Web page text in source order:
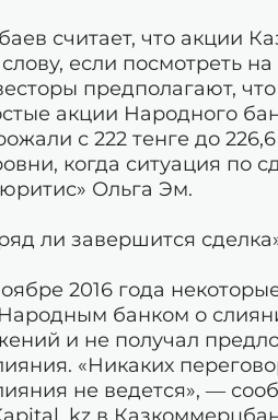
считает, что акции
если посмотреть
предполагают,
акции Народного
с 222 тенге до
когда ситуация по
Ольга Эм.
ли завершится
2016 года
банком о
и не получал
«Никаких
не ведется», —
kz в